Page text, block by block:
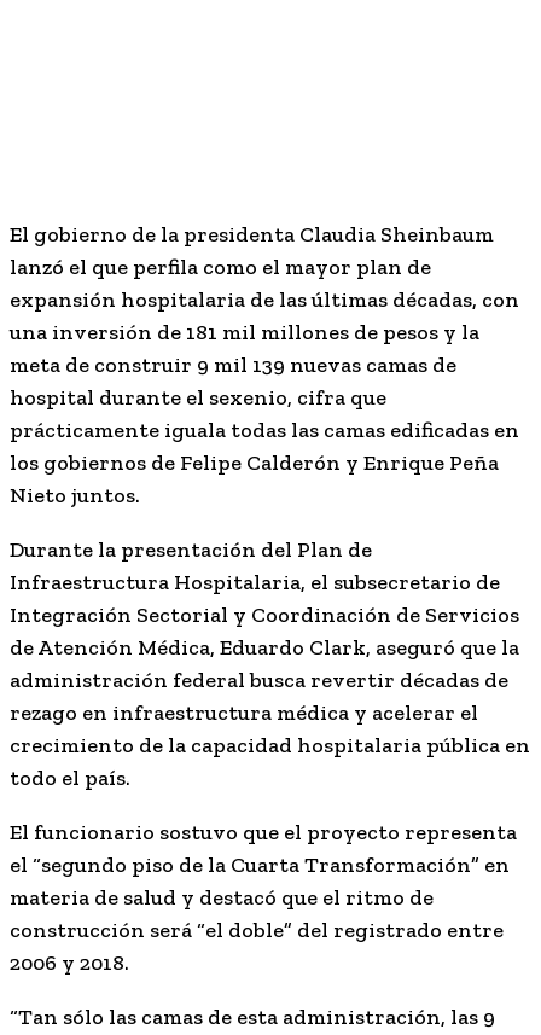
El gobierno de la presidenta Claudia Sheinbaum
lanzó el que perfila como el mayor plan de
expansión hospitalaria de las últimas décadas, con
una inversión de 181 mil millones de pesos y la
meta de construir 9 mil 139 nuevas camas de
hospital durante el sexenio, cifra que
prácticamente iguala todas las camas edificadas en
los gobiernos de Felipe Calderón y Enrique Peña
Nieto juntos.
Durante la presentación del Plan de
Infraestructura Hospitalaria, el subsecretario de
Integración Sectorial y Coordinación de Servicios
de Atención Médica, Eduardo Clark, aseguró que la
administración federal busca revertir décadas de
rezago en infraestructura médica y acelerar el
crecimiento de la capacidad hospitalaria pública en
todo el país.
El funcionario sostuvo que el proyecto representa
el “segundo piso de la Cuarta Transformación” en
materia de salud y destacó que el ritmo de
construcción será “el doble” del registrado entre
2006 y 2018.
“Tan sólo las camas de esta administración, las 9